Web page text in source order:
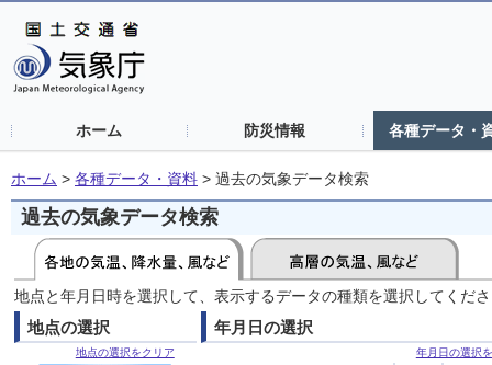
ホーム 防災情報 各種データ・
ホーム > 各種データ・資料 > 過去の気象データ検索
過去の気象データ検索
地点と年月日時を選択して、表示するデータの種類を選択してくだ
地点の選択
地点の選択をクリア
年月日の選択
年月日の選択